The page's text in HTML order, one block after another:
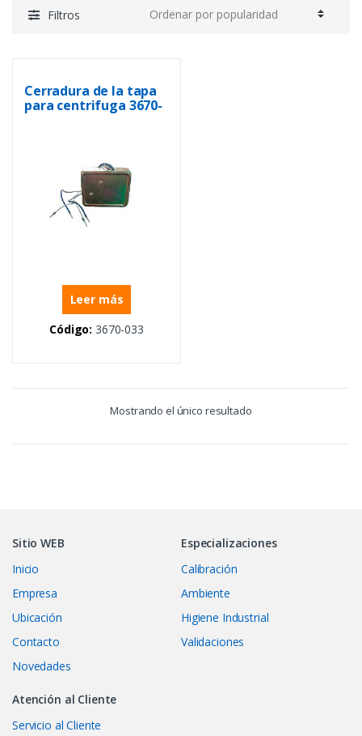
Filtros
Cerradura de la tapa
para centrifuga 3670-
Leer más
Código: 3670-033
Mostrando el único resultado
Sitio WEB
Inicio
Empresa
Ubicación
Contacto
Novedades
Especializaciones
Calibración
Ambiente
Higiene Industrial
Validaciones
Atención al Cliente
Servicio al Cliente